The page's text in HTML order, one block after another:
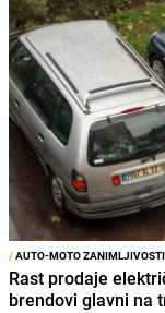
/AUTO-MOTO ZANIMLJIVOSTI
Rast prodaje
brendovi glavni na